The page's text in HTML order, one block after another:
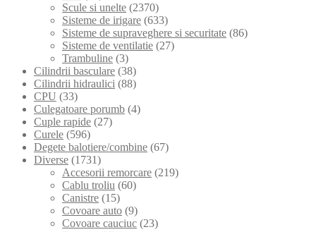
Scule si unelte (2370)
Sisteme de irigare (633)
Sisteme de supraveghere si securitate (86)
Sisteme de ventilatie (27)
Trambuline (3)
Cilindrii basculare (38)
Cilindrii hidraulici (88)
CPU (33)
Culegatoare porumb (4)
Cuple rapide (27)
Curele (596)
Degete balotiere/combine (67)
Diverse (1731)
Accesorii remorcare (219)
Cablu troliu (60)
Canistre (15)
Covoare auto (9)
Covoare cauciuc (23)